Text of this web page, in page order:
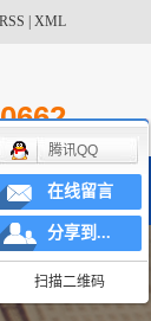
RSS XML
腾讯QQ
在线留言
分享到...
扫描二维码